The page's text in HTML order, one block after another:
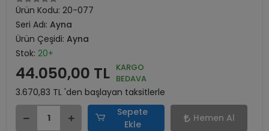
Ürün Kodu: 20-077
Seri Adı: Ayna
Ürün Çeşidi: Ayna
Stok: 20+
44.050,00 TL KARGO
BEDAVA
3.670,83 TL 'den başlayan taksitlerle
Sepete
Ekle
Hemen Al